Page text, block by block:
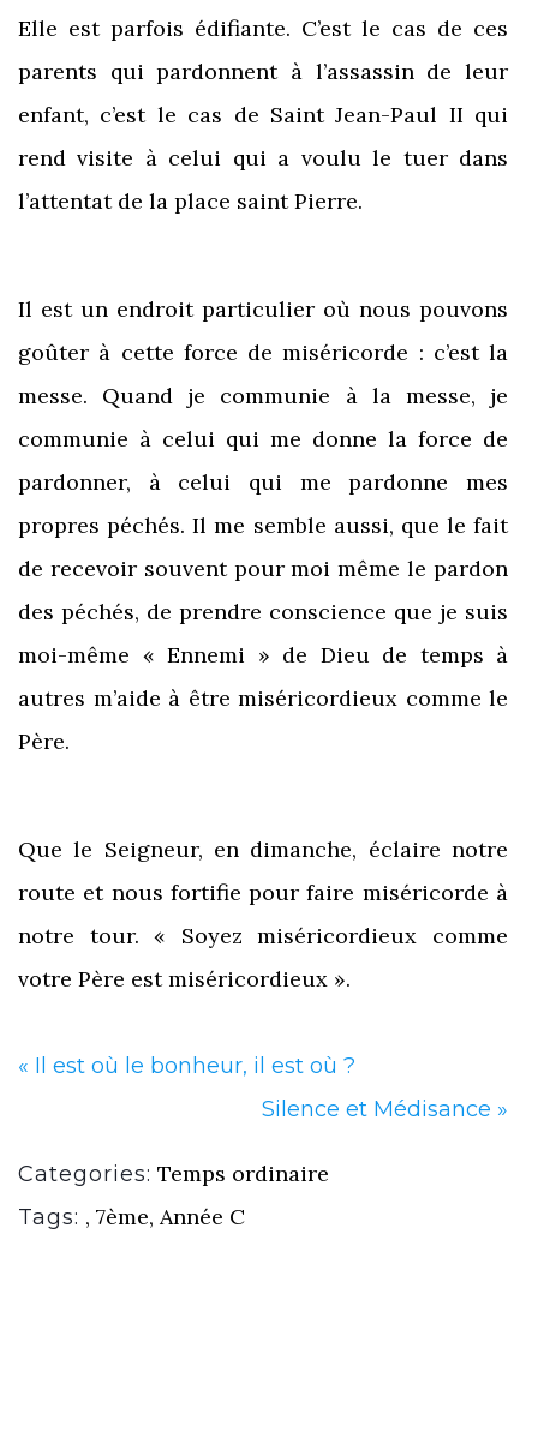
Elle est parfois édifiante. C’est le cas de ces
parents qui pardonnent à l’assassin de leur
enfant, c’est le cas de Saint Jean-Paul II qui
rend visite à celui qui a voulu le tuer dans
l’attentat de la place saint Pierre.
Il est un endroit particulier où nous pouvons
goûter à cette force de miséricorde : c’est la
messe. Quand je communie à la messe, je
communie à celui qui me donne la force de
pardonner, à celui qui me pardonne mes
propres péchés. Il me semble aussi, que le fait
de recevoir souvent pour moi même le pardon
des péchés, de prendre conscience que je suis
moi-même « Ennemi » de Dieu de temps à
autres m’aide à être miséricordieux comme le
Père.
Que le Seigneur, en dimanche, éclaire notre
route et nous fortifie pour faire miséricorde à
notre tour. « Soyez miséricordieux comme
votre Père est miséricordieux ».
« Il est où le bonheur, il est où ?
Silence et Médisance »
Categories: Temps ordinaire
Tags: , 7ème, Année C